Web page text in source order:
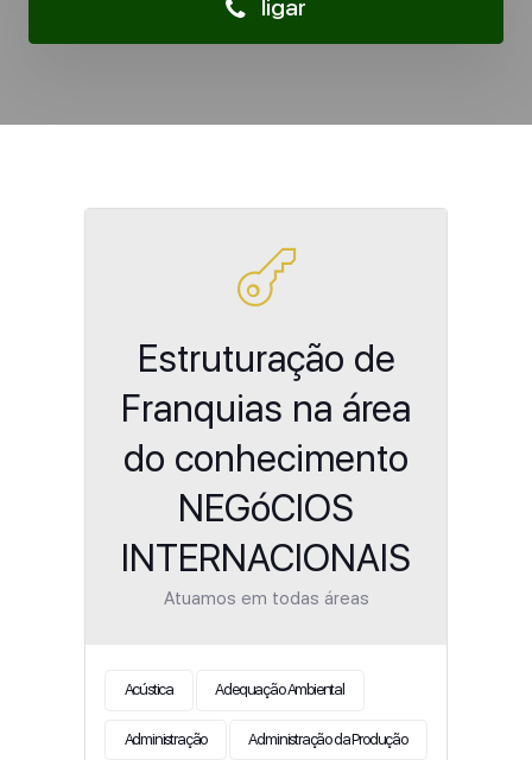
ligar
Estruturação de
Franquias na área
do conhecimento
NEGóCIOS
INTERNACIONAIS
Atuamos em todas áreas
Acústica Adequação Ambiental
Administração Administração da Produção